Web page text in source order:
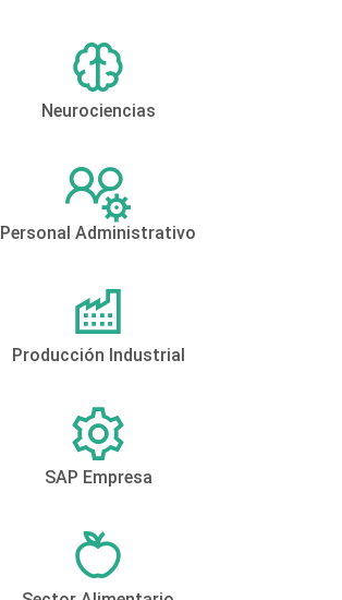
Neurociencias
Personal Administrativo
Producción Industrial
SAP Empresa